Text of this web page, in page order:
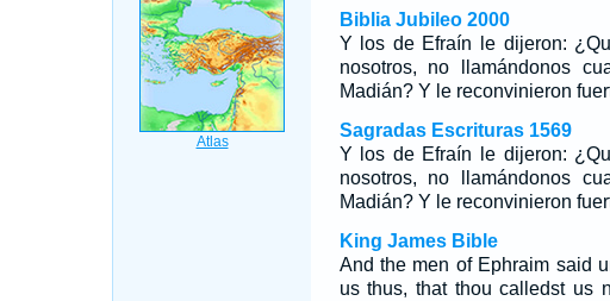
Biblia Jubileo 2000
Y los de Efraín le dijeron:
nosotros, no llamándonos
Madián? Y le reconvinieron
Sagradas Escrituras 1569
Y los de Efraín le dijeron:
nosotros, no llamándonos
Madián? Y le reconvinieron
King James Bible
And the men of Ephraim said
us thus, that thou calledst us